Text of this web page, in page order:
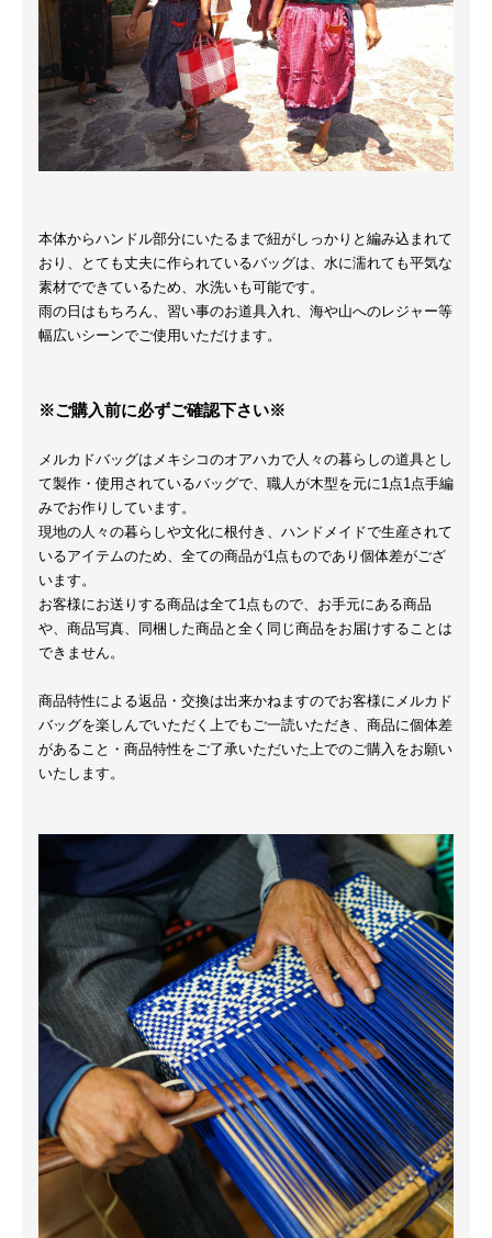
本体からハンドル部分にいたるまで紐がしっかりと編み込まれて
おり、とても丈夫に作られているバッグは、水に濡れても平気な
素材でできているため、水洗いも可能です。
雨の日はもちろん、習い事のお道具入れ、海や山へのレジャー等
幅広いシーンでご使用いただけます。
※ご購入前に必ずご確認下さい※
メルカドバッグはメキシコのオアハカで人々の暮らしの道具とし
て製作・使用されているバッグで、職人が木型を元に1点1点手編
みでお作りしています。
現地の人々の暮らしや文化に根付き、ハンドメイドで生産されて
いるアイテムのため、全ての商品が1点ものであり個体差がござ
います。
お客様にお送りする商品は全て1点もので、お手元にある商品
や、商品写真、同梱した商品と全く同じ商品をお届けすることは
できません。
商品特性による返品・交換は出来かねますのでお客様にメルカド
バッグを楽しんでいただく上でもご一読いただき、商品に個体差
があること・商品特性をご了承いただいた上でのご購入をお願い
いたします。